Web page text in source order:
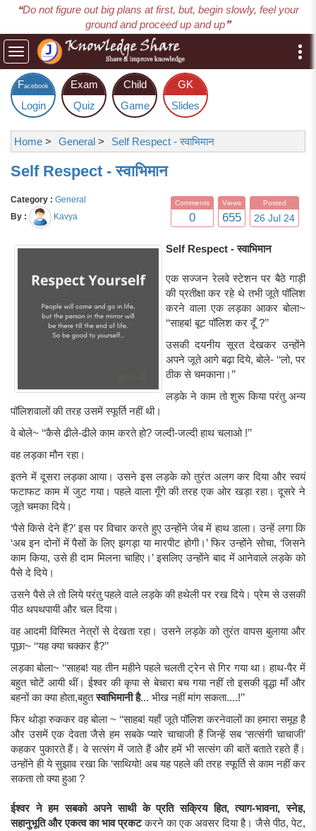
❝Do not figure out big plans at first, but, begin slowly, feel your
ground and proceed up and up❞
Toggle
navigation
Facebook
Login
Exam
Quiz
Child
Game
GK
Slides
Home > General > Self Respect - स्वाभिमान
Self Respect - स्वाभिमान
Category : General
By :
Kavya
Comments
0
Views
655
Posted
26 Jul 24
Self Respect - स्वाभिमान
एक सज्जन रेलवे स्टेशन पर बैठे गाड़ी
की प्रतीक्षा कर रहे थे तभी जूते पॉलिश
करने वाला एक लड़का आकर बोला~
‘‘साहब! बूट पॉलिश कर दूँ ?’’
उसकी दयनीय सूरत देखकर उन्होंने
अपने जूते आगे बढ़ा दिये, बोले- ‘‘लो, पर
ठीक से चमकाना।’’
लड़के ने काम तो शुरू किया परंतु अन्य
पॉलिशवालों की तरह उसमें स्फूर्ति नहीं थी।
वे बोले~ ‘‘कैसे ढीले-ढीले काम करते हो? जल्दी-जल्दी हाथ चलाओ !’’
वह लड़का मौन रहा।
इतने में दूसरा लड़का आया। उसने इस लड़के को तुरंत अलग कर दिया और स्वयं
फटाफट काम में जुट गया। पहले वाला गूँगे की तरह एक ओर खड़ा रहा। दूसरे ने
जूते चमका दिये।
‘पैसे किसे देने हैं?’ इस पर विचार करते हुए उन्होंने जेब में हाथ डाला। उन्हें लगा कि
‘अब इन दोनों में पैसों के लिए झगड़ा या मारपीट होगी।’ फिर उन्होंने सोचा, ‘जिसने
काम किया, उसे ही दाम मिलना चाहिए।’ इसलिए उन्होंने बाद में आनेवाले लड़के को
पैसे दे दिये।
उसने पैसे ले तो लिये परंतु पहले वाले लड़के की हथेली पर रख दिये। प्रेम से उसकी
पीठ थपथपायी और चल दिया।
वह आदमी विस्मित नेत्रों से देखता रहा। उसने लड़के को तुरंत वापस बुलाया और
पूछा~ ‘‘यह क्या चक्कर है?’’
लड़का बोला~ ‘‘साहब! यह तीन महीने पहले चलती ट्रेन से गिर गया था। हाथ-पैर में
बहुत चोटें आयी थीं। ईश्वर की कृपा से बेचारा बच गया नहीं तो इसकी वृद्धा माँ और
बहनों का क्या होता,बहुतस्वाभिमानी है... भीख नहीं मांग सकता....!’’
फिर थोड़ा रुककर वह बोला ~ ‘‘साहब! यहाँ जूते पॉलिश करनेवालों का हमारा समूह है
और उसमें एक देवता जैसे हम सबके प्यारे चाचाजी हैं जिन्हें सब ‘सत्संगी चाचाजी’
कहकर पुकारते हैं। वे सत्संग में जाते हैं और हमें भी सत्संग की बातें बताते रहते हैं।
उन्होंने ही ये सुझाव रखा कि ‘साथियो! अब यह पहले की तरह स्फूर्ति से काम नहीं कर
सकता तो क्या हुआ ?
ईश्वर ने हम सबको अपने साथी के प्रति सक्रिय हित, त्याग-भावना, स्नेह,
सहानुभूति और एकत्व का भाव प्रकटकरने का एक अवसर दिया है। जैसे पीठ, पेट,